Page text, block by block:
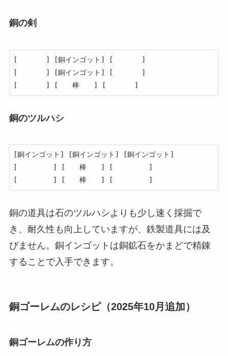
銅の剣
[　　　　] [銅インゴット] [　　　　]
[　　　　] [銅インゴット] [　　　　]
[　　　　] [　　棒　　] [　　　　]
銅のツルハシ
[銅インゴット] [銅インゴット] [銅インゴット]
[　　　　　] [　　棒　　] [　　　　　]
[　　　　　] [　　棒　　] [　　　　　]
銅の道具は石のツルハシよりも少し速く採掘で
き、耐久性も向上していますが、鉄製道具には及
びません。銅インゴットは銅鉱石をかまどで精錬
することで入手できます。
銅ゴーレムのレシピ（2025年10月追加）
銅ゴーレムの作り方